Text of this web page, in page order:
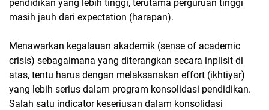
pendidikan yang lebih tinggi, terutama perguruan tinggi
masih jauh dari expectation (harapan).
Menawarkan kegalauan akademik (sense of academic
crisis) sebagaimana yang diterangkan secara inplisit di
atas, tentu harus dengan melaksanakan effort (ikhtiyar)
yang lebih serius dalam program konsolidasi pendidikan.
Salah satu indicator keseriusan dalam konsolidasi